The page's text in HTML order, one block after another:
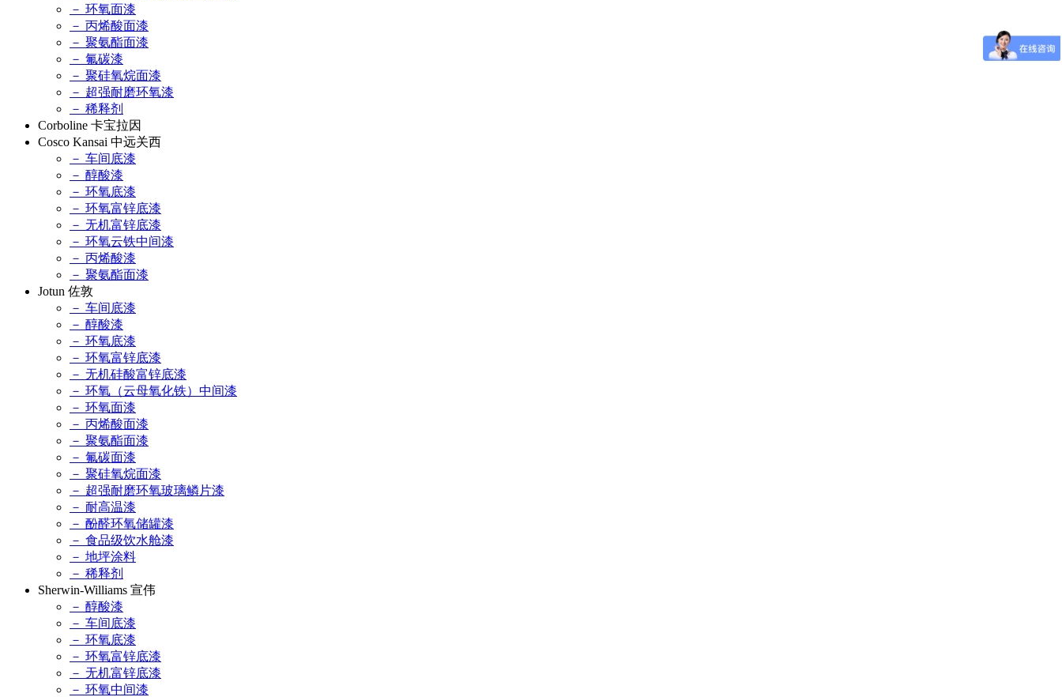
－ 环氧面漆
－ 丙烯酸面漆
－ 聚氨酯面漆
－ 氟碳漆
－ 聚硅氧烷面漆
－ 超强耐磨环氧漆
－ 稀释剂
Corboline 卡宝拉因
Cosco Kansai 中远关西
－ 车间底漆
－ 醇酸漆
－ 环氧底漆
－ 环氧富锌底漆
－ 无机富锌底漆
－ 环氧云铁中间漆
－ 丙烯酸漆
－ 聚氨酯面漆
Jotun 佐敦
－ 车间底漆
－ 醇酸漆
－ 环氧底漆
－ 环氧富锌底漆
－ 无机硅酸富锌底漆
－ 环氧（云母氧化铁）中间漆
－ 环氧面漆
－ 丙烯酸面漆
－ 聚氨酯面漆
－ 氟碳面漆
－ 聚硅氧烷面漆
－ 超强耐磨环氧玻璃鳞片漆
－ 耐高温漆
－ 酚醛环氧储罐漆
－ 食品级饮水舱漆
－ 地坪涂料
－ 稀释剂
Sherwin-Williams 宣伟
－ 醇酸漆
－ 车间底漆
－ 环氧底漆
－ 环氧富锌底漆
－ 无机富锌底漆
－ 环氧中间漆